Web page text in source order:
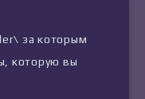
за которым
которую вы